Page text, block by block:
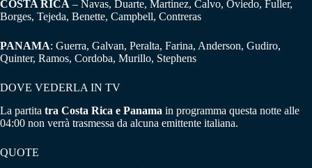
COSTA RICA – Navas, Duarte, Martinez, Calvo, Oviedo, Fuller,
Borges, Tejeda, Benette, Campbell, Contreras
PANAMA: Guerra, Galvan, Peralta, Farina, Anderson, Gudiro,
Quinter, Ramos, Cordoba, Murillo, Stephens
DOVE VEDERLA IN TV
La partita tra Costa Rica e Panama in programma questa notte alle
04:00 non verrà trasmessa da alcuna emittente italiana.
QUOTE